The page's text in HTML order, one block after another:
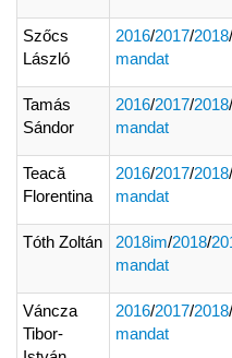
Szőcs
László
2016/2017/2018/
mandat
Tamás
Sándor
2016/2017/2018/
mandat
Teacă
Florentina
2016/2017/2018/
mandat
Tóth Zoltán 2018im/2018/
mandat
Váncza
Tibor-
2016/2017/2018/
mandat